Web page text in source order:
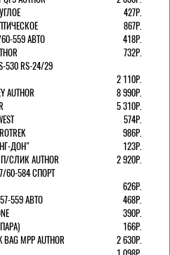
427Р.
867Р.
559 АВТО
418Р.
732Р.
530 RS-24/29
2 110Р.
AUTHOR
8 990Р.
5 310Р.
574Р.
986Р.
ДОН"
123Р.
СЛИК AUTHOR
2 920Р.
60-584 СПОРТ
626Р.
559 АВТО
468Р.
390Р.
166Р.
MPP AUTHOR
2 630Р.